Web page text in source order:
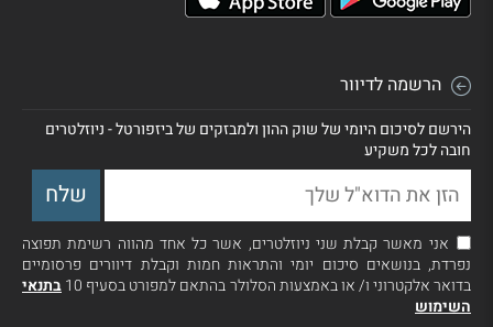
הרשמה לדיוור
הירשם לסיכום היומי של שוק ההון ולמבזקים של ביזפורטל - ניוזלטרים
חובה לכל משקיע
אני מאשר קבלת שני ניוזלטרים, אשר כל אחד מהווה רשימת תפוצה
נפרדת, בנושאים סיכום יומי והתראות חמות וקבלת דיוורים פרסומיים
בדואר אלקטרוני ו/ או באמצעות הסלולר בהתאם למפורט בסעיף 10
בתנאי
השימוש